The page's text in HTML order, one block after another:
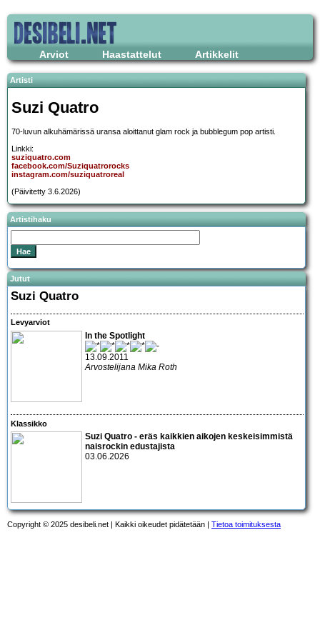
Arviot Haastattelut Artikkelit
Artisti
Suzi Quatro
70-luvun alkuhämärissä uransa aloittanut glam rock ja bubblegum pop artisti.
Linkki:
suziquatro.com
facebook.com/Suziquatrorocks
instagram.com/suziquatroreal
(Päivitetty 3.6.2026)
Artistihaku
Jutut
Suzi Quatro
Levyarviot
In the Spotlight
13.09.2011
Arvostelijana Mika Roth
Klassikko
Suzi Quatro - eräs kaikkien aikojen keskeisimmistä
naisrockin edustajista
03.06.2026
Copyright © 2025 desibeli.net | Kaikki oikeudet pidätetään | Tietoa toimituksesta